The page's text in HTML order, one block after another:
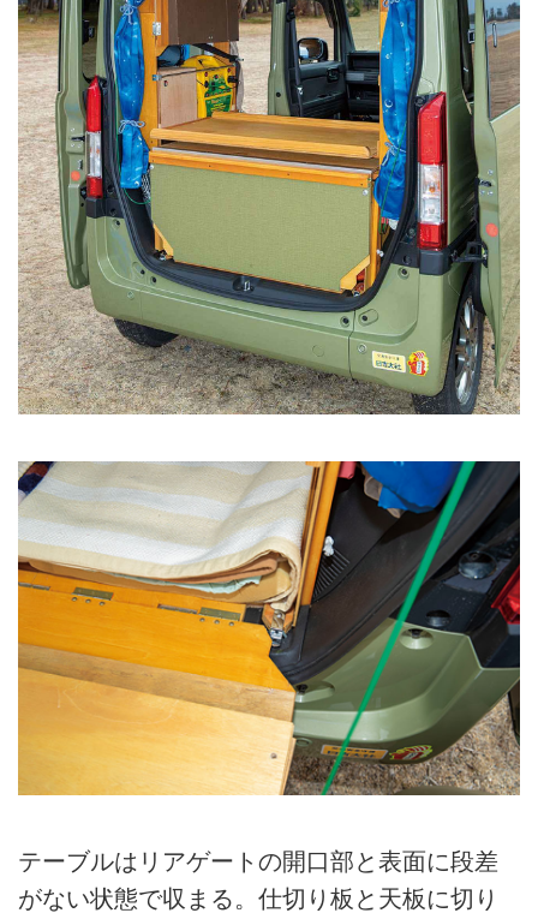
テーブルはリアゲートの開口部と表面に段差
がない状態で収まる。仕切り板と天板に切り